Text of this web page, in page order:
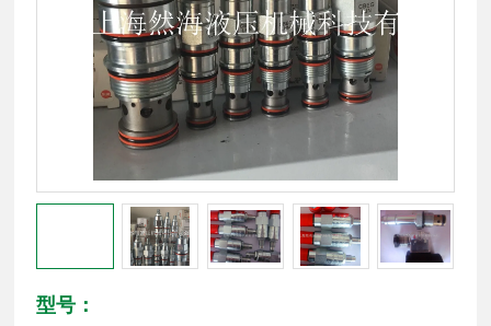
型号：